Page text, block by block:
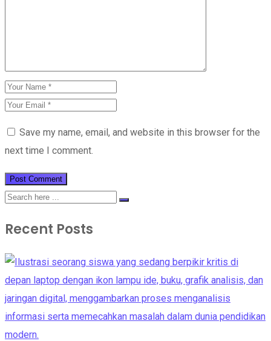
Save my name, email, and website in this browser for the
next time I comment.
Recent Posts